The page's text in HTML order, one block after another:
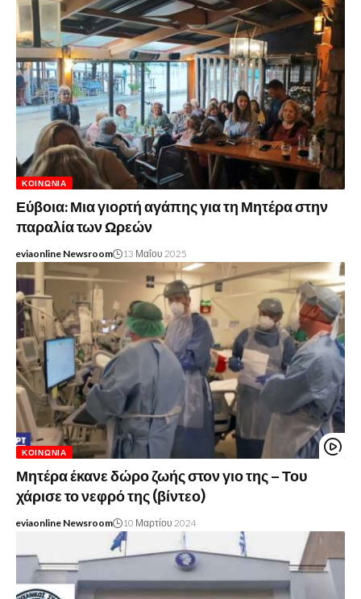
ΚΟΙΝΩΝΊΑ
Εύβοια: Μια γιορτή αγάπης για τη Μητέρα στην
παραλία των Ωρεών
eviaonline Newsroom 13 Μαΐου 2025
ΚΟΙΝΩΝΊΑ
Μητέρα έκανε δώρο ζωής στον γιο της – Του
χάρισε το νεφρό της (βίντεο)
eviaonline Newsroom 10 Μαρτίου 2024